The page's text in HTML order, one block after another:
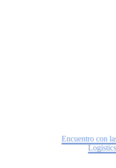
Encuentro con